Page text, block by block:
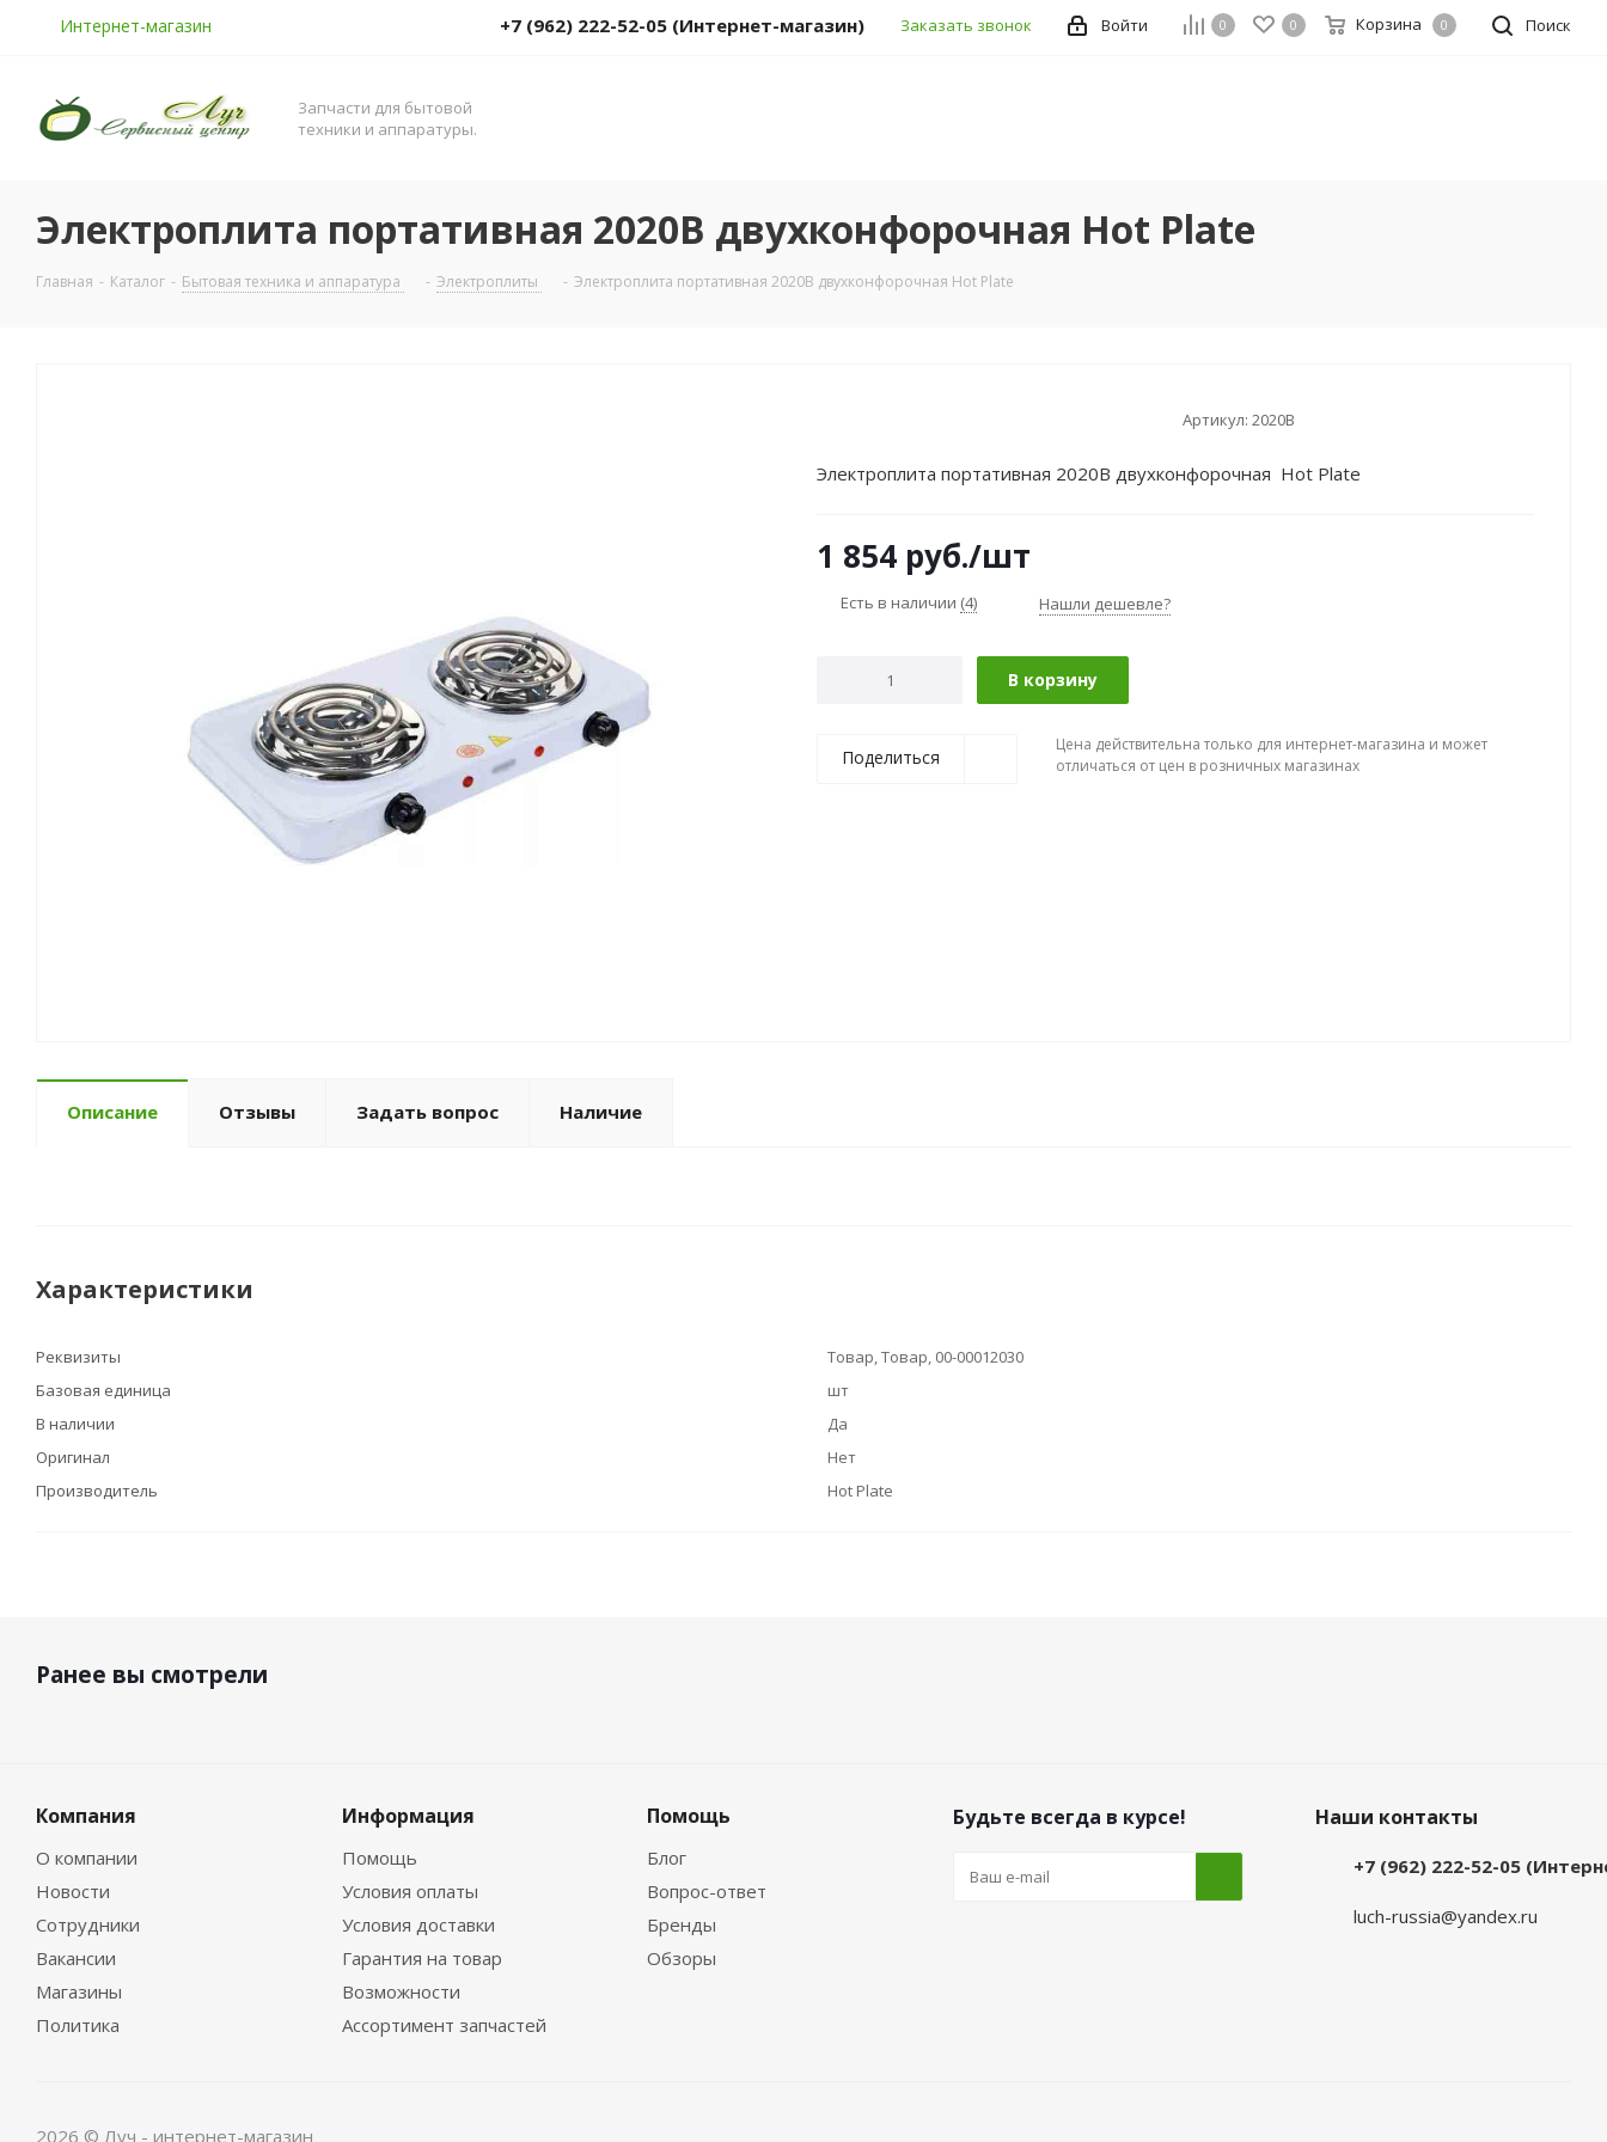
Интернет-магазин Поиск
0 0 Корзина 0
Войти
+7 (962) 222-52-05 (Интернет-магазин) Заказать звонок
Запчасти для бытовой
техники и аппаратуры.
Электроплита портативная 2020B двухконфорочная Hot Plate
Главная - Каталог - Бытовая техника и аппаратура - Электроплиты - Электроплита портативная 2020B двухконфорочная Hot Plate
Артикул: 2020B
Электроплита портативная 2020B двухконфорочная Hot Plate
1 854 руб./шт
Есть в наличии (4) Нашли дешевле?
В корзину
Поделиться
Цена действительна только для интернет-магазина и может
отличаться от цен в розничных магазинах
Описание Отзывы Задать вопрос Наличие
Характеристики
Реквизиты
Товар, Товар, 00-00012030
Базовая единица
шт
В наличии
Да
Оригинал
Нет
Производитель
Hot Plate
Ранее вы смотрели
Компания
О компании
Новости
Сотрудники
Вакансии
Магазины
Политика
Информация
Помощь
Условия оплаты
Условия доставки
Гарантия на товар
Возможности
Ассортимент запчастей
Помощь
Блог
Вопрос-ответ
Бренды
Обзоры
Будьте всегда в курсе! Наши контакты
+7 (962) 222-52-05
luch-russia@yandex.ru
2026 © Луч - интернет-магазин